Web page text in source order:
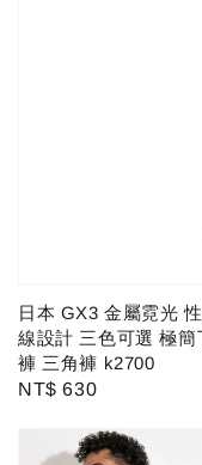
日本 GX3 金屬霓光
線設計 三色可選 極簡
褲 三角褲 k2700
Regular
NT$ 630